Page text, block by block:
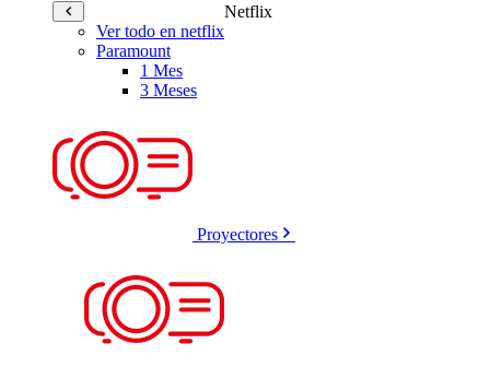
Netflix
Ver todo en netflix
Paramount
1 Mes
3 Meses
Proyectores